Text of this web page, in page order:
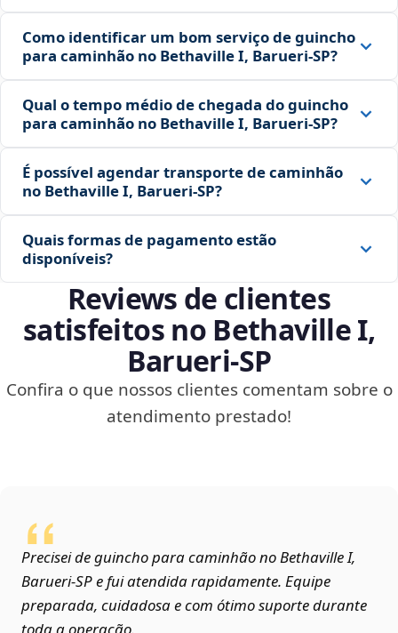
Como identificar um bom serviço de guincho
para caminhão no Bethaville I, Barueri‑SP?
Qual o tempo médio de chegada do guincho
para caminhão no Bethaville I, Barueri‑SP?
É possível agendar transporte de caminhão
no Bethaville I, Barueri‑SP?
Quais formas de pagamento estão
disponíveis?
Reviews de clientes
satisfeitos no Bethaville I,
Barueri‑SP
Confira o que nossos clientes comentam sobre o
atendimento prestado!
Precisei de guincho para caminhão no Bethaville I,
Barueri‑SP e fui atendida rapidamente. Equipe
preparada, cuidadosa e com ótimo suporte durante